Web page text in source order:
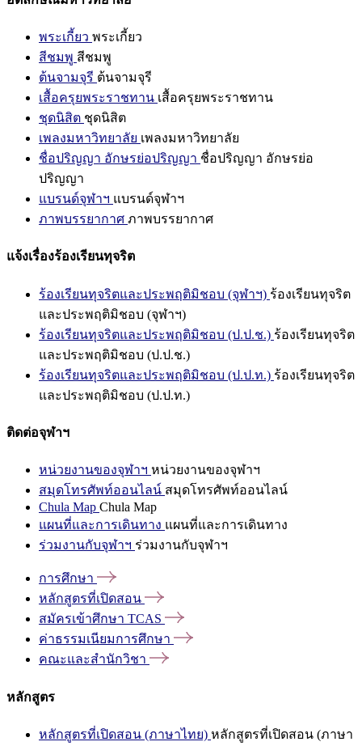
พระเกี้ยว พระเกี้ยว
สีชมพู สีชมพู
ต้นจามจุรี ต้นจามจุรี
เสื้อครุยพระราชทาน เสื้อครุยพระราชทาน
ชุดนิสิต ชุดนิสิต
เพลงมหาวิทยาลัย เพลงมหาวิทยาลัย
ชื่อปริญญา อักษรย่อปริญญา ชื่อปริญญา อักษรย่อ
ปริญญา
แบรนด์จุฬาฯ แบรนด์จุฬาฯ
ภาพบรรยากาศ ภาพบรรยากาศ
แจ้งเรื่องร้องเรียนทุจริต
ร้องเรียนทุจริตและประพฤติมิชอบ (จุฬาฯ) ร้องเรียนทุจริต
และประพฤติมิชอบ (จุฬาฯ)
ร้องเรียนทุจริตและประพฤติมิชอบ (ป.ป.ช.) ร้องเรียนทุจริต
และประพฤติมิชอบ (ป.ป.ช.)
ร้องเรียนทุจริตและประพฤติมิชอบ (ป.ป.ท.) ร้องเรียนทุจริต
และประพฤติมิชอบ (ป.ป.ท.)
ติดต่อจุฬาฯ
หน่วยงานของจุฬาฯ หน่วยงานของจุฬาฯ
สมุดโทรศัพท์ออนไลน์ สมุดโทรศัพท์ออนไลน์
Chula Map Chula Map
แผนที่และการเดินทาง แผนที่และการเดินทาง
ร่วมงานกับจุฬาฯ ร่วมงานกับจุฬาฯ
การศึกษา
หลักสูตรที่เปิดสอน
สมัครเข้าศึกษา TCAS
ค่าธรรมเนียมการศึกษา
คณะและสำนักวิชา
หลักสูตร
หลักสูตรที่เปิดสอน (ภาษาไทย) หลักสูตรที่เปิดสอน (ภาษา